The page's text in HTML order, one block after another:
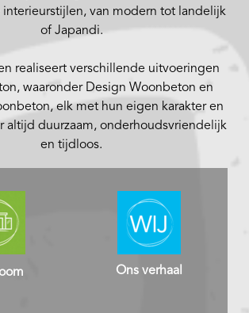
van modern tot landelijk
of Japandi.
realiseert verschillende uitvoeringen
waaronder Design Woonbeton en
elk met hun eigen karakter en
altijd duurzaam, onderhoudsvriendelijk
en tijdloos.
Ons verhaal